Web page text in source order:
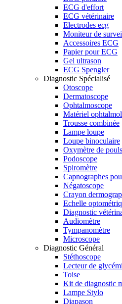
ECG d'effort
ECG vétérinaire
Electrodes ecg
Moniteur de
Accessoires ECG
Papier pour ECG
Gel ultrason
ECG Spengler
Diagnostic Spécialisé
Otoscope
Dermatoscope
Ophtalmoscope
Matériel
Trousse combinée
Lampe loupe
Loupe binoculaire
Oxymètre de pouls
Podoscope
Spiromètre
Capnographes
Négatoscope
Crayon
Echelle
Diagnostic
Audiomètre
Tympanomètre
Microscope
Diagnostic Général
Stéthoscope
Lecteur de
Toise
Kit de diagnostic
Lampe Stylo
Diapason